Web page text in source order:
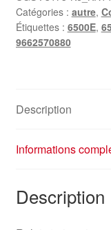
Citroën
Peugeot
9662570880
Catégories : autre,
Étiquettes : 6500E,
9662570880
Description
Informations
Description